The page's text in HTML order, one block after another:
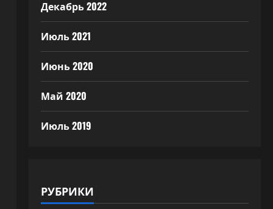
Декабрь 2022
Июль 2021
Июнь 2020
Май 2020
Июль 2019
РУБРИКИ